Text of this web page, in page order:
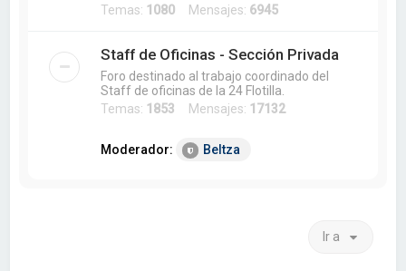
Temas: 1080 Mensajes: 6945
Staff de Oficinas - Sección Privada
Foro destinado al trabajo coordinado del
Staff de oficinas de la 24 Flotilla.
Temas: 1853 Mensajes: 17132
Moderador: Beltza
Ir a